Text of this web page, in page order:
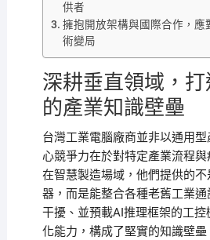
供者
擁抱開放架構與國際合作，應
術變局
深耕垂直領域，
的產業知識壁壘
台灣工業電腦廠商並非以通用
心競爭力在於對特定產業流程與
在智慧製造場域，他們提供的
器，而是能整合各種老舊工業
干擾、並預載AI推理框架的工
化能力，構成了堅實的知識壁